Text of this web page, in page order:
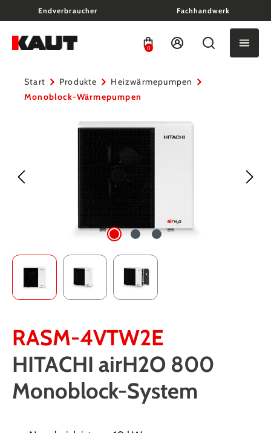
springenEndverbraucher Fachhandwerk
0
Start Produkte
Heizwärmepumpen
Monoblock-Wärmepumpen
RASM-4VTW2E
HITACHI airH2O 800
Monoblock-System